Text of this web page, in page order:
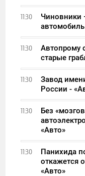
11:30
Чиновники
11:30
Автопрому
старые
11:30
Завод
России -
11:30
Без
«Авто»
11:30
Панихида
откажется
«Авто»